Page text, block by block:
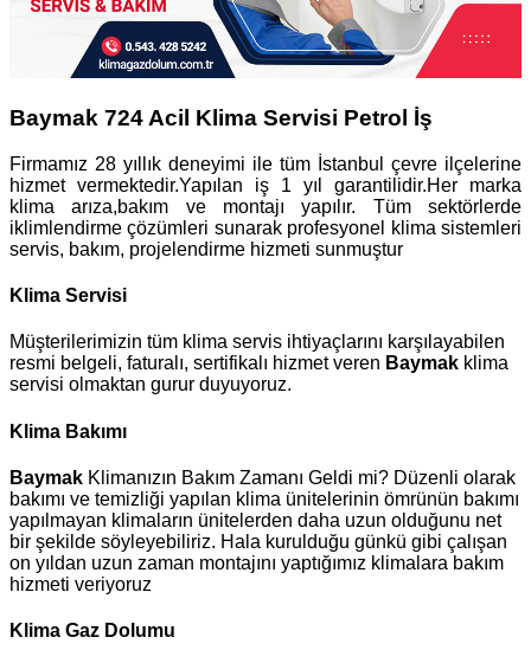
Baymak 724 Acil Klima Servisi Petrol İş
Firmamız 28 yıllık deneyimi ile tüm İstanbul çevre ilçelerine
hizmet vermektedir.Yapılan iş 1 yıl garantilidir.Her marka
klima arıza,bakım ve montajı yapılır. Tüm sektörlerde
iklimlendirme çözümleri sunarak profesyonel klima sistemleri
servis, bakım, projelendirme hizmeti sunmuştur
Klima Servisi
Müşterilerimizin tüm klima servis ihtiyaçlarını karşılayabilen
resmi belgeli, faturalı, sertifikalı hizmet veren Baymak klima
servisi olmaktan gurur duyuyoruz.
Klima Bakımı
Baymak Klimanızın Bakım Zamanı Geldi mi? Düzenli olarak
bakımı ve temizliği yapılan klima ünitelerinin ömrünün bakımı
yapılmayan klimaların ünitelerden daha uzun olduğunu net
bir şekilde söyleyebiliriz. Hala kurulduğu günkü gibi çalışan
on yıldan uzun zaman montajını yaptığımız klimalara bakım
hizmeti veriyoruz
Klima Gaz Dolumu